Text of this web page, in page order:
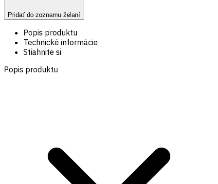
Pridať do zoznamu želaní
Popis produktu
Technické informácie
Stiahnite si
Popis produktu